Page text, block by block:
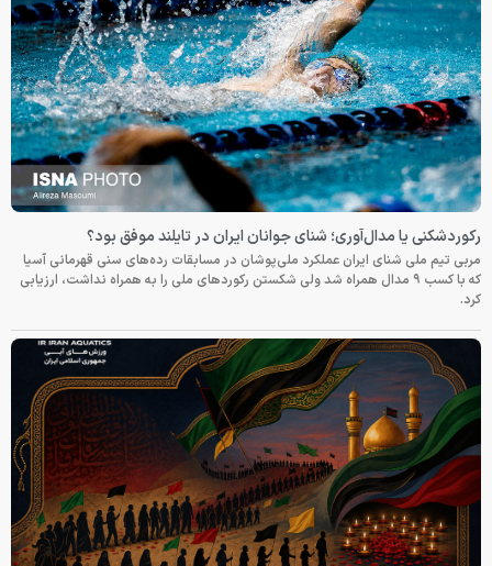
رکوردشکنی یا مدال‌آوری؛ شنای جوانان ایران در تایلند موفق بود؟
مربی تیم ملی شنای ایران عملکرد ملی‌پوشان در مسابقات رده‌های سنی قهرمانی آسیا
که با کسب ۹ مدال همراه شد ولی شکستن رکوردهای ملی را به همراه نداشت، ارزیابی
کرد.